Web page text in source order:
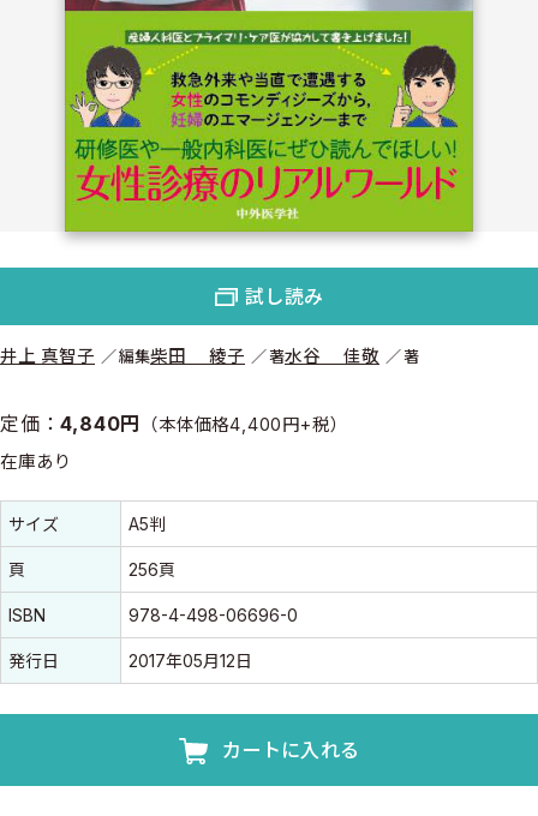
井上 真智子 編集柴田 綾子 著水谷 佳敬 著
定価：4,840円 （本体価格4,400円+税）
在庫あり
書誌情報
書誌情報
サイズ A5判
頁 256頁
ISBN 978-4-498-06696-0
発行日 2017年05月12日
カートに入れる
試し読み